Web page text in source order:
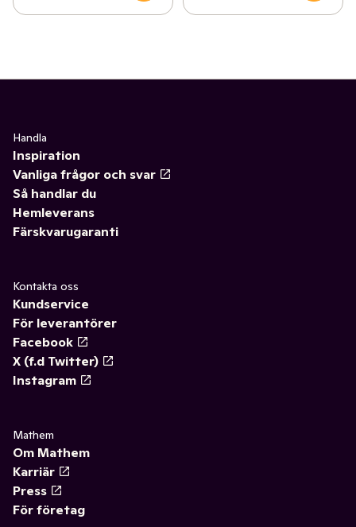
Handla
Inspiration
Vanliga frågor och svar
Så handlar du
Hemleverans
Färskvarugaranti
Kontakta oss
Kundservice
För leverantörer
Facebook
X (f.d Twitter)
Instagram
Mathem
Om Mathem
Karriär
Press
För företag